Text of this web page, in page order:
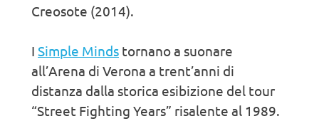
Creosote (2014).
I Simple Minds tornano a suonare
all’Arena di Verona a trent’anni di
distanza dalla storica esibizione del tour
“Street Fighting Years” risalente al 1989.